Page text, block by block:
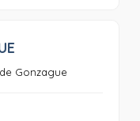
Gonzague